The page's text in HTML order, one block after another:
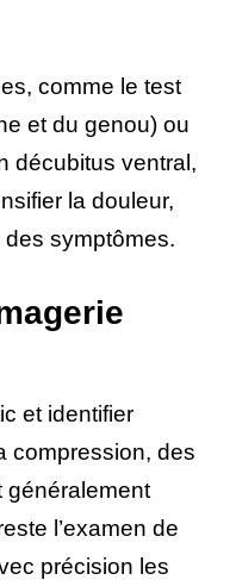
comme le test
et du genou) ou
décubitus ventral,
la douleur,
des symptômes.
et identifier
compression, des
généralement
l’examen de
précision les